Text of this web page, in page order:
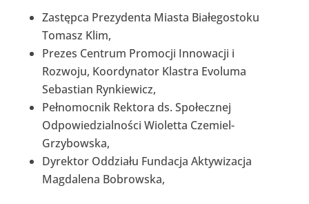
Zastępca Prezydenta Miasta Białegostoku
Tomasz Klim,
Prezes Centrum Promocji Innowacji i
Rozwoju, Koordynator Klastra Evoluma
Sebastian Rynkiewicz,
Pełnomocnik Rektora ds. Społecznej
Odpowiedzialności Wioletta Czemiel-
Grzybowska,
Dyrektor Oddziału Fundacja Aktywizacja
Magdalena Bobrowska,